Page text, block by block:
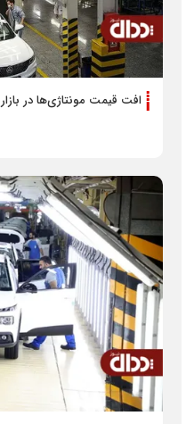
افت قیمت مونتاژی‌ها در بازار